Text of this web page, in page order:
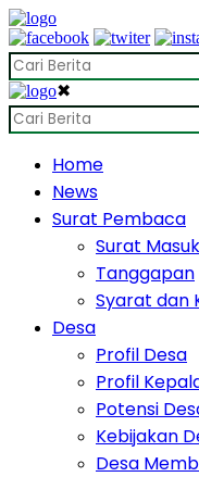
✖
Home
News
Surat Pembaca
Surat Masuk
Tanggapan
Syarat dan
Desa
Profil Desa
Profil
Potensi
Kebijakan
Desa